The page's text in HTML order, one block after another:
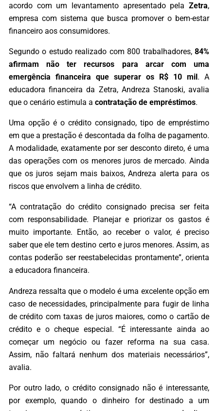
acordo com um levantamento apresentado pela Zetra,
empresa com sistema que busca promover o bem-estar
financeiro aos consumidores.
Segundo o estudo realizado com 800 trabalhadores, 84%
afirmam não ter recursos para arcar com uma
emergência financeira que superar os R$ 10 mil. A
educadora financeira da Zetra, Andreza Stanoski, avalia
que o cenário estimula a contratação de empréstimos.
Uma opção é o crédito consignado, tipo de empréstimo
em que a prestação é descontada da folha de pagamento.
A modalidade, exatamente por ser desconto direto, é uma
das operações com os menores juros de mercado. Ainda
que os juros sejam mais baixos, Andreza alerta para os
riscos que envolvem a linha de crédito.
“A contratação do crédito consignado precisa ser feita
com responsabilidade. Planejar e priorizar os gastos é
muito importante. Então, ao receber o valor, é preciso
saber que ele tem destino certo e juros menores. Assim, as
contas poderão ser reestabelecidas prontamente”, orienta
a educadora financeira.
Andreza ressalta que o modelo é uma excelente opção em
caso de necessidades, principalmente para fugir de linha
de crédito com taxas de juros maiores, como o cartão de
crédito e o cheque especial. “É interessante ainda ao
começar um negócio ou fazer reforma na sua casa.
Assim, não faltará nenhum dos materiais necessários”,
avalia.
Por outro lado, o crédito consignado não é interessante,
por exemplo, quando o dinheiro for destinado a um